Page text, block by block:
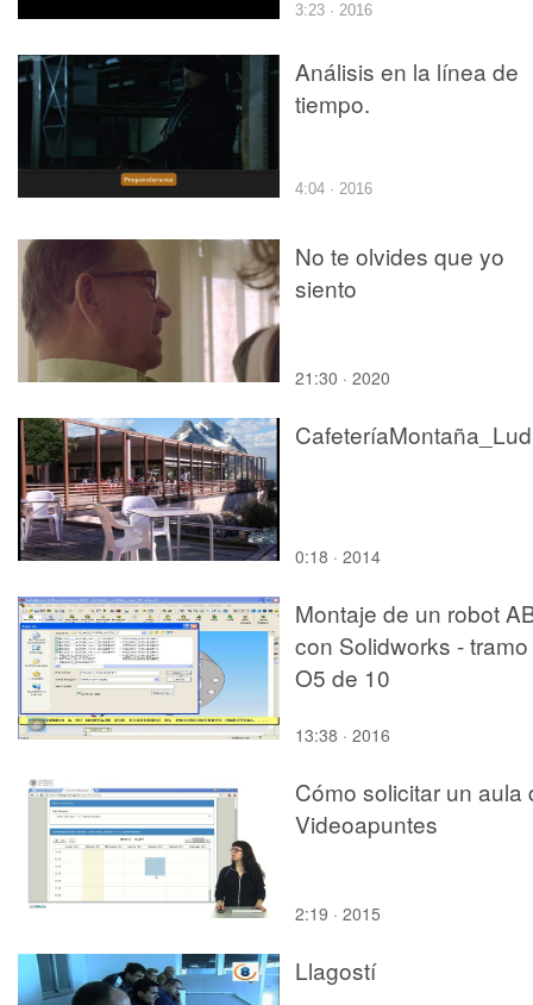
3:23 · 2016
Análisis en la línea de
tiempo.
4:04 · 2016
No te olvides que yo
siento
21:30 · 2020
0:18 · 2014
Montaje de un robot
con Solidworks - tramo
O5 de 10
13:38 · 2016
Cómo solicitar un aula
Videoapuntes
2:19 · 2015
Llagostí